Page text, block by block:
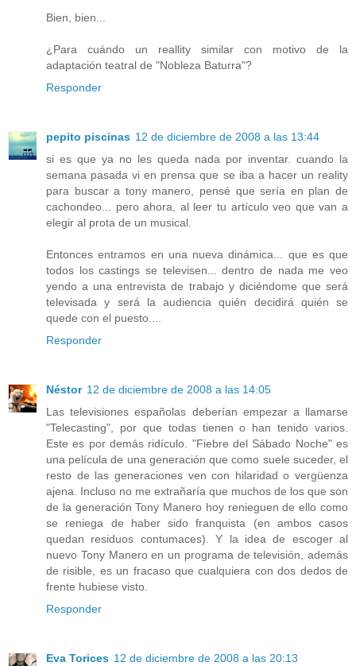
Bien, bien...
¿Para cuándo un reallity similar con motivo de la
adaptación teatral de "Nobleza Baturra"?
Responder
pepito piscinas 12 de diciembre de 2008 a las 13:44
si es que ya no les queda nada por inventar. cuando la
semana pasada vi en prensa que se iba a hacer un reality
para buscar a tony manero, pensé que sería en plan de
cachondeo... pero ahora, al leer tu artículo veo que van a
elegir al prota de un musical.
Entonces entramos en una nueva dinámica... que es que
todos los castings se televisen... dentro de nada me veo
yendo a una entrevista de trabajo y diciéndome que será
televisada y será la audiencia quién decidirá quién se
quede con el puesto....
Responder
Néstor 12 de diciembre de 2008 a las 14:05
Las televisiones españolas deberían empezar a llamarse
"Telecasting", por que todas tienen o han tenido varios.
Este es por demás ridículo. "Fiebre del Sábado Noche" es
una película de una generación que como suele suceder, el
resto de las generaciones ven con hilaridad o vergüenza
ajena. Incluso no me extrañaría que muchos de los que son
de la generación Tony Manero hoy renieguen de ello como
se reniega de haber sido franquista (en ambos casos
quedan residuos contumaces). Y la idea de escoger al
nuevo Tony Manero en un programa de televisión, además
de risible, es un fracaso que cualquiera con dos dedos de
frente hubiese visto.
Responder
Eva Torices 12 de diciembre de 2008 a las 20:13